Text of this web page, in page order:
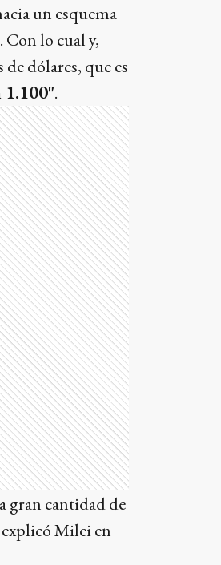
un esquema
. Con lo cual y,
dólares, que es
.
gran cantidad de
explicó Milei en